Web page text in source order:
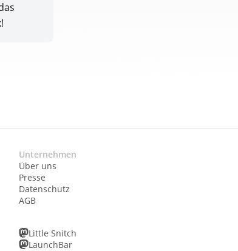
Unternehmen
Über uns
Presse
Datenschutz
AGB
Little Snitch
LaunchBar